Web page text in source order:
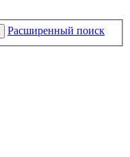
Расширенный поиск